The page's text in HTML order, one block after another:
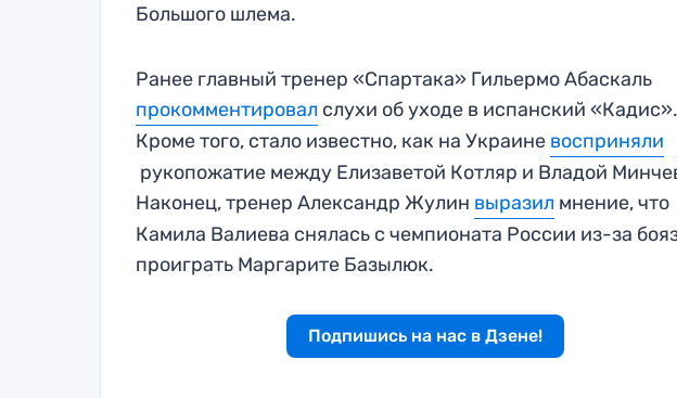
Большого шлема.
Ранее главный тренер «Спартака» Гильермо Абаскаль
прокомментировал слухи об уходе в испанский «Кадис».
Кроме того, стало известно, как на Украине восприняли
рукопожатие между Елизаветой Котляр и Владой
Наконец, тренер Александр Жулин выразил мнение, что
Камила Валиева снялась с чемпионата России из-за
проиграть Маргарите Базылюк.
Подпишись на нас в Дзене!